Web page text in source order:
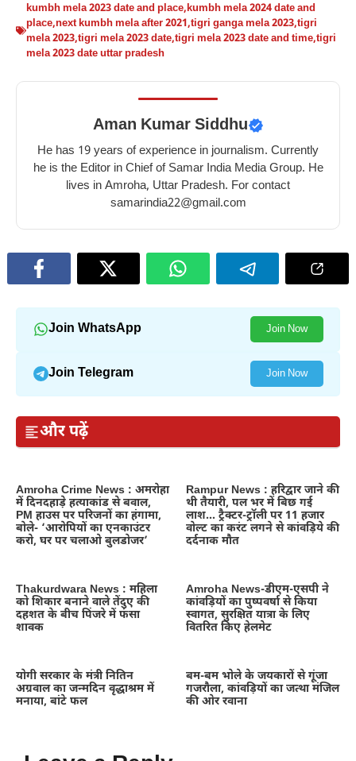
kumbh mela 2023 date and place,kumbh mela 2024 date and
place,next kumbh mela after 2021,tigri ganga mela 2023,tigri
mela 2023,tigri mela 2023 date,tigri mela 2023 date and time,tigri
mela 2023 date uttar pradesh
Aman Kumar Siddhu
He has 19 years of experience in journalism. Currently
he is the Editor in Chief of Samar India Media Group. He
lives in Amroha, Uttar Pradesh. For contact
samarindia22@gmail.com
Join WhatsApp Join Now
Join Telegram Join Now
और पढ़ें
Amroha Crime News : अमरोहा
में दिनदहाड़े हत्याकांड से बवाल,
PM हाउस पर परिजनों का हंगामा,
बोले- ‘आरोपियों का एनकाउंटर
करो, घर पर चलाओ बुलडोजर’
Rampur News : हरिद्वार जाने की
थी तैयारी, पल भर में बिछ गई
लाश… ट्रैक्टर-ट्रॉली पर 11 हजार
वोल्ट का करंट लगने से कांवड़िये की
दर्दनाक मौत
Thakurdwara News : महिला
को शिकार बनाने वाले तेंदुए की
दहशत के बीच पिंजरे में फंसा
शावक
Amroha News-डीएम-एसपी ने
कांवड़ियों का पुष्पवर्षा से किया
स्वागत, सुरक्षित यात्रा के लिए
वितरित किए हेलमेट
योगी सरकार के मंत्री नितिन
अग्रवाल का जन्मदिन वृद्धाश्रम में
मनाया, बांटे फल
बम-बम भोले के जयकारों से गूंजा
गजरौला, कांवड़ियों का जत्था मंजिल
की ओर रवाना